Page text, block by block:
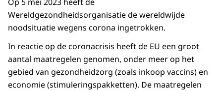
Wereldgezondheidsorganisatie de wereldwijde
noodsituatie wegens corona ingetrokken.
In reactie op de coronacrisis heeft de EU een groot
aantal maatregelen genomen, onder meer op het
gebied van gezondheidzorg (zoals inkoop vaccins) en
economie (stimuleringspakketten). De maatregelen